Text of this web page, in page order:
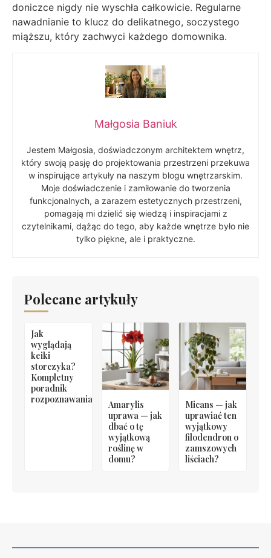
doniczce nigdy nie wyschła całkowicie. Regularne
nawadnianie to klucz do delikatnego, soczystego
miąższu, który zachwyci każdego domownika.
Małgosia Baniuk
Jestem Małgosia, doświadczonym architektem wnętrz,
który swoją pasję do projektowania przestrzeni przekuwa
w inspirujące artykuły na naszym blogu wnętrzarskim.
Moje doświadczenie i zamiłowanie do tworzenia
funkcjonalnych, a zarazem estetycznych przestrzeni,
pomagają mi dzielić się wiedzą i inspiracjami z
czytelnikami, dążąc do tego, aby każde wnętrze było nie
tylko piękne, ale i praktyczne.
Polecane artykuły
Jak
wyglądają
keiki
storczyka?
Kompletny
poradnik
rozpoznawania
Amarylis
uprawa — jak
dbać o tę
wyjątkową
roślinę w
domu?
Micans — jak
uprawiać ten
wyjątkowy
filodendron o
zamszowych
liściach?